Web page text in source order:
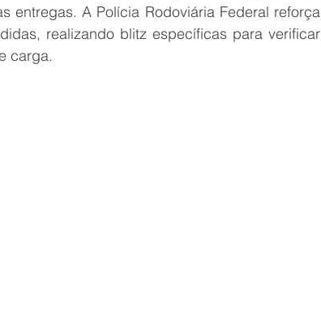
entregas. A Polícia Rodoviária Federal reforça
realizando blitz específicas para verificar
carga.